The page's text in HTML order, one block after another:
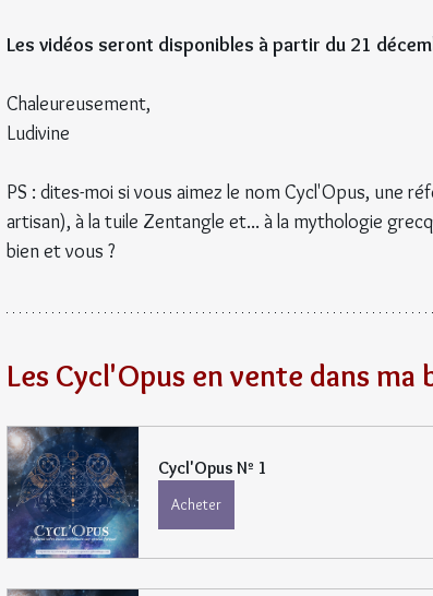
Les vidéos seront disponibles à partir du 21
Chaleureusement,
Ludivine
PS : dites-moi si vous aimez le nom Cycl'Opus, une
artisan), à la tuile Zentangle et... à la mythologie
bien et vous ?
Les Cycl'Opus en vente dans ma
Cycl'Opus Nº 1
Acheter